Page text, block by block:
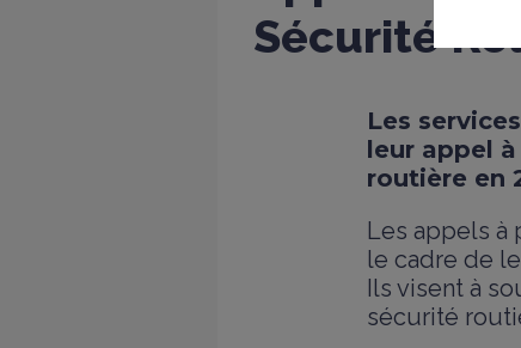
Sécurité
Les
leur appel
routière en
Les appels à
le cadre de
Ils visent à
sécurité